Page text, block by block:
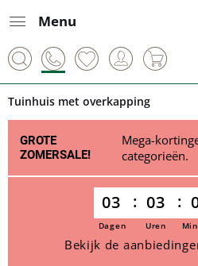
Menu
Tuinhuis met overkapping
GROTE
ZOMERSALE!
Mega-
categorieën.
03 03
Dagen Uren
Bekijk de